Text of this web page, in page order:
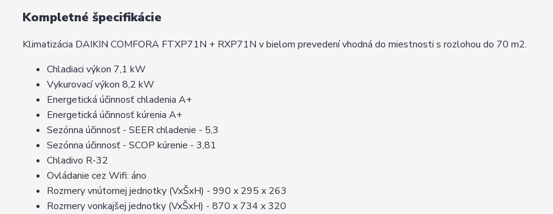
Kompletné špecifikácie
Klimatizácia DAIKIN COMFORA FTXP71N + RXP71N v bielom prevedení vhodná do miestnosti s rozlohou do 70 m2.
Chladiaci výkon 7,1 kW
Vykurovací výkon 8,2 kW
Energetická účinnosť chladenia A+
Energetická účinnosť kúrenia A+
Sezónna účinnosť - SEER chladenie - 5,3
Sezónna účinnosť - SCOP kúrenie - 3,81
Chladivo R-32
Ovládanie cez Wifi: áno
Rozmery vnútornej jednotky (VxŠxH) - 990 x 295 x 263
Rozmery vonkajšej jednotky (VxŠxH) - 870 x 734 x 320